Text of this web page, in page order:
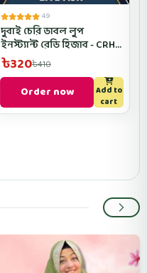
4.9
দুবাই চেরি ডাবল লুপ
ইনস্ট্যান্ট রেডি হিজাব - CRH-
Lite Ash Color
৳320৳410
Order now
Add to
cart